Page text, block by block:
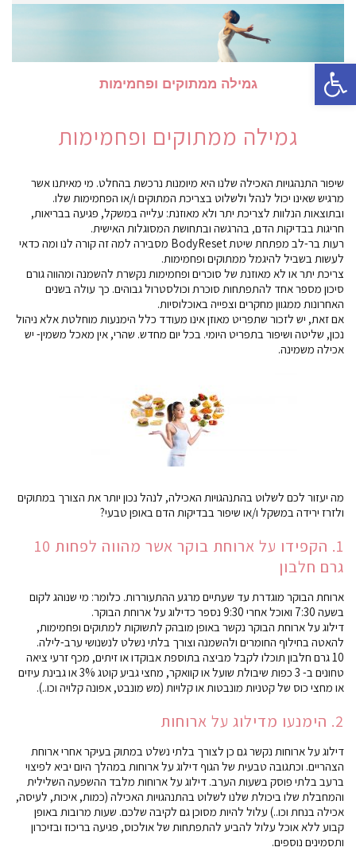
פתח סרגל נגישות גמילה ממתוקים ופחמימות
גמילה ממתוקים ופחמימות
שיפור התנהגויות האכילה שלנו היא מיומנות נרכשת בהחלט. מי מאיתנו אשר
מרגיש שאינו יכול לנהל ולשלוט בצריכת המתוקים ו/או הפחמימות שלו.
ובתוצאות הנלוות לצריכת יתר ולא מאוזנת: עלייה במשקל, פגיעה בבריאות,
חריגות בבדיקות הדם, בהרגשה ובתחושת המסוגלות האישית.
רעות בר-לב מפתחת שיטת BodyReset מסבירה למה זה קורה לנו ומה כדאי
לעשות בשביל להיגמל ממתוקים ופחמימות.
צריכת יתר או לא מאוזנת של סוכרים ופחמימות נקשרת להשמנה ומהווה גורם
סיכון מספר אחד להתפתחות סוכרת וכולסטרול גבוהים. כך עולה בשנים
האחרונות ממגוון מחקרים וצפייה באוכלוסיות.
אם זאת, יש לזכור שתפריט מאוזן אינו מעודד כלל הימנעות מוחלטת אלא ניהול
נכון, שליטה ושיפור בתפריט היומי. בכל יום מחדש. שהרי, אין מאכל משמין- יש
אכילה משמינה.
מה יעזור לכם לשלוט בהתנהגויות האכילה, לנהל נכון יותר את הצורך במתוקים
ולזרז ירידה במשקל ו/או שיפור בבדיקות הדם באופן טבעי?
1. הקפידו על ארוחת בוקר אשר מהווה לפחות 10
גרם חלבון
ארוחת הבוקר מוגדרת עד שעתיים מרגע ההתעוררות. כלומר: מי שנוהג לקום
בשעה 7:30 ואוכל אחרי 9:30 נספר כדילוג על ארוחת הבוקר.
דילוג על ארוחת הבוקר נקשר באופן מובהק לתשוקות למתוקים ופחמימות,
להאטה בחילוף החומרים ולהשמנה וצורך בלתי נשלט לנשנושי ערב-לילה.
10 גרם חלבון תוכלו לקבל מביצה בתוספת אבוקדו או זיתים, מכף זרעי ציאה
טחונים ב- 3 כפות שיבולת שועל או קוואקר, מחצי גביע קוטג 3% או גבינת עיזים
או מחצי כוס של קטניות מונבטות או קלויות (מש מונבט, אפונה קלויה וכו..).
2. הימנעו מדילוג על ארוחות
דילוג על ארוחות נקשר גם כן לצורך בלתי נשלט במתוק בעיקר אחרי ארוחת
הצהריים. וכתגובה טבעית של הגוף דילוג על ארוחות במהלך היום יביא לפיצוי
ברעב בלתי פוסק בשעות הערב. דילוג על ארוחות מלבד ההשפעה השלילית
והמחבלת שלו ביכולת שלנו לשלוט בהתנהגויות האכילה (כמות, איכות, לעיסה,
אכילה בנחת וכו..) עלול להיות מסוכן גם לקיבה שלכם. שעות מרובות באופן
קבוע ללא אוכל עלול להביע להתפתחות של אולכוס, פגיעה בריכוז ובזיכרון
ותסמינים נוספים.